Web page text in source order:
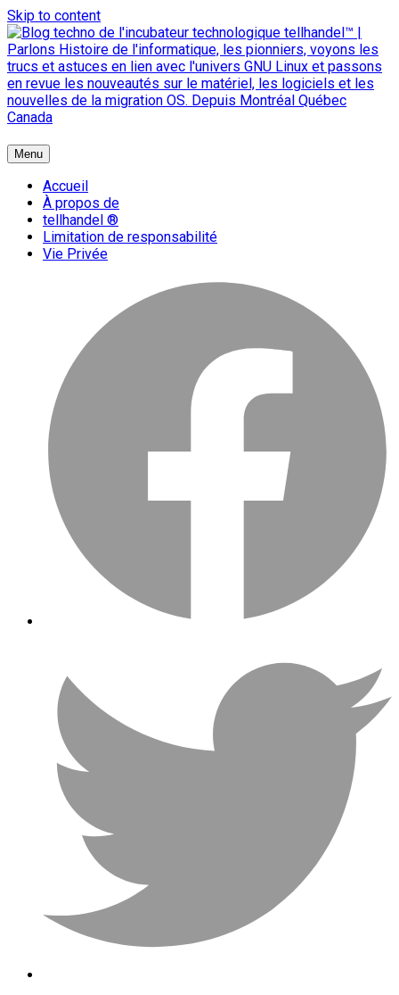
Skip to content
{ + }
blog technologique du hub | migration GNU Linux
Menu
Accueil
À propos de
tellhandel ®
Limitation de responsabilité
Vie Privée